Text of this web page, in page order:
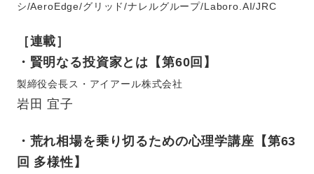
シ/AeroEdge/グリッド/ナレルグループ/Laboro.AI/JRC
［連載］
・賢明なる投資家とは【第60回】
製締役会長ス・アイアール株式会社
岩田 宜子
・荒れ相場を乗り切るための心理学講座【第63
回 多様性】